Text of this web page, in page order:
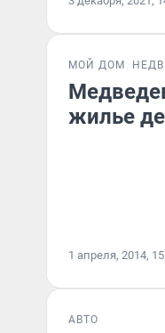
МОЙ ДОМ
жилье
1 апреля, 2014,
АВТО